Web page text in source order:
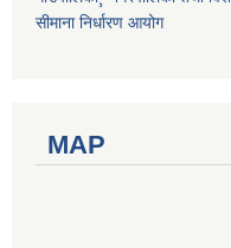
सीमाना निर्धारण आयोग
MAP